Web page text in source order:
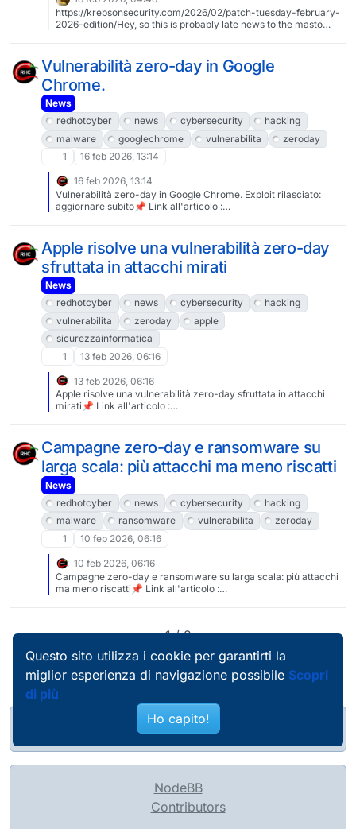
https://krebsonsecurity.com/2026/02/patch-tuesday-february-
2026-edition/Hey, so this is probably late news to the masto
explanation - 60 windows exploits were documented, some
#zeroday, allowing code execution. It means that a malicious
actor can plant malware or gain access to a victim’s computer
with minimal user interaction.Brian (@briankrebs) #Krebs has
laid out all the technical details, including which versions are
impacted. I’ve internet-known Brian for decades, he is an
absolutely trustworthy source for #infosec.Patch your systems.
Don’t click random links. Don’t open random files. Consider
packing your important belongings, a copper pot, your
Yagga or moss covered forest witch. Or mountain man, if flannel
makes you happy. I’m not here to judge. 🥰
Vulnerabilità zero-day in Google
Chrome.
News
redhotcyber
news cybersecurity
hacking
malware
googlechrome vulnerabilita
zeroday
1
16 feb 2026, 13:14
16 feb 2026, 13:14
Vulnerabilità zero-day in Google Chrome. Exploit rilasciato:
aggiornare subito📌 Link all'articolo :
#news #cybersecurity #hacking #malware #googlechrome
#vulnerabilita #zeroday #useafterfree
Apple risolve una vulnerabilità zero-day
sfruttata in attacchi mirati
News
redhotcyber
news cybersecurity
hacking
vulnerabilita
zeroday
apple
sicurezzainformatica
1
13 feb 2026, 06:16
13 feb 2026, 06:16
Apple risolve una vulnerabilità zero-day sfruttata in attacchi
mirati📌 Link all'articolo :
mirati/#redhotcyber #news #cybersecurity #hacking
#vulnerabilita #zeroday #apple #sicurezzainformatica
Campagne zero-day e ransomware su
larga scala: più attacchi ma meno riscatti
News
redhotcyber
news cybersecurity
hacking
malware
ransomware vulnerabilita
zeroday
1
10 feb 2026, 06:16
10 feb 2026, 06:16
Campagne zero-day e ransomware su larga scala: più attacchi
ma meno riscatti📌 Link all'articolo :
#malware #ransomware #vulnerabilita #zeroDay #estorsione
1 / 2
@pierobosio@soc.bosio.info
NodeBB
Contributors
Questo sito utilizza i cookie per garantirti la
miglior esperienza di navigazione possibile Scopri
di più
Ho capito!